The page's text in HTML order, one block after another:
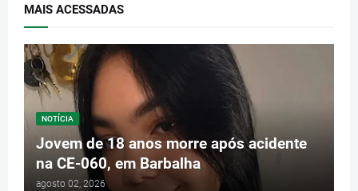
MAIS ACESSADAS
NOTÍCIA
Jovem de 18 anos morre após acidente
na CE-060, em Barbalha
agosto 02, 2026